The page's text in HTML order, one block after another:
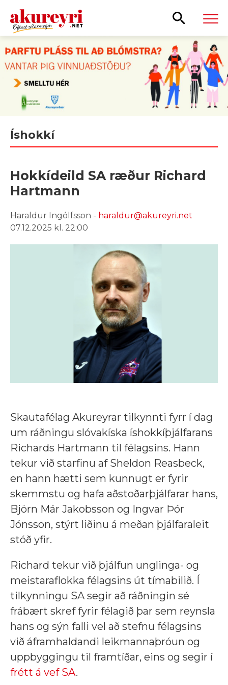
Leita
Íshokkí
Hokkídeild SA ræður Richard
Hartmann
Haraldur Ingólfsson - haraldur@akureyri.net
07.12.2025 kl. 22:00
Skautafélag Akureyrar tilkynnti fyrr í dag
um ráðningu slóvakíska íshokkíþjálfarans
Richards Hartmann til félagsins. Hann
tekur við starfinu af Sheldon Reasbeck,
en hann hætti sem kunnugt er fyrir
skemmstu og hafa aðstoðarþjálfarar hans,
Björn Már Jakobsson og Ingvar Þór
Jónsson, stýrt liðinu á meðan þjálfaraleit
stóð yfir.
Richard tekur við þjálfun unglinga- og
meistaraflokka félagsins út tímabilið. Í
tilkynningu SA segir að ráðningin sé
frábært skref fyrir félagið þar sem reynsla
hans og sýn falli vel að stefnu félagsins
við áframhaldandi leikmannaþróun og
uppbyggingu til framtíðar, eins og segir í
frétt á vef SA.